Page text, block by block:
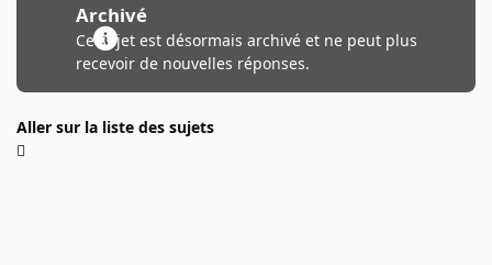
Archivé
Ce sujet est désormais archivé et ne peut plus
recevoir de nouvelles réponses.
Aller sur la liste des sujets